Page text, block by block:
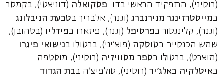
(רוסיני), התפקיד הראשי בדון פסקואלה (דוניצטי), בקמסר
במייסטרזינגר מנירנברג(וגנר), אלבריך בטבעת הניבלונג
(וגנר), קלינגסור בפרסיפל (ןגנר), פיזארו בפידליו (בטהובן),
שמש הכנסייה בטוסקה (פוצ'יני), ברטולו בנישואי פיגרו
(מוצרט), ברטולו בספר מסוויליה (רוסיני), מוסטפה
באיטלקיה באלג'יר(רוסיני), סולפיצ'ה בבת הגדוד